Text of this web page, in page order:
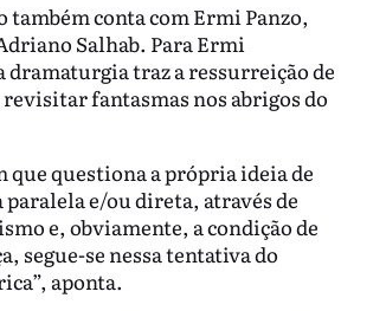
conta com Ermi Panzo,
Salhab. Para Ermi
dramaturgia traz a ressurreição de
fantasmas nos abrigos do
que questiona a própria ideia de
e/ou direta, através de
e, obviamente, a condição de
segue-se nessa tentativa do
aponta.